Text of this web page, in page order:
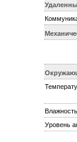
Уровень